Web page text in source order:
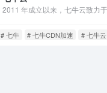
# 七牛 # 七牛CDN加速 # 七牛云